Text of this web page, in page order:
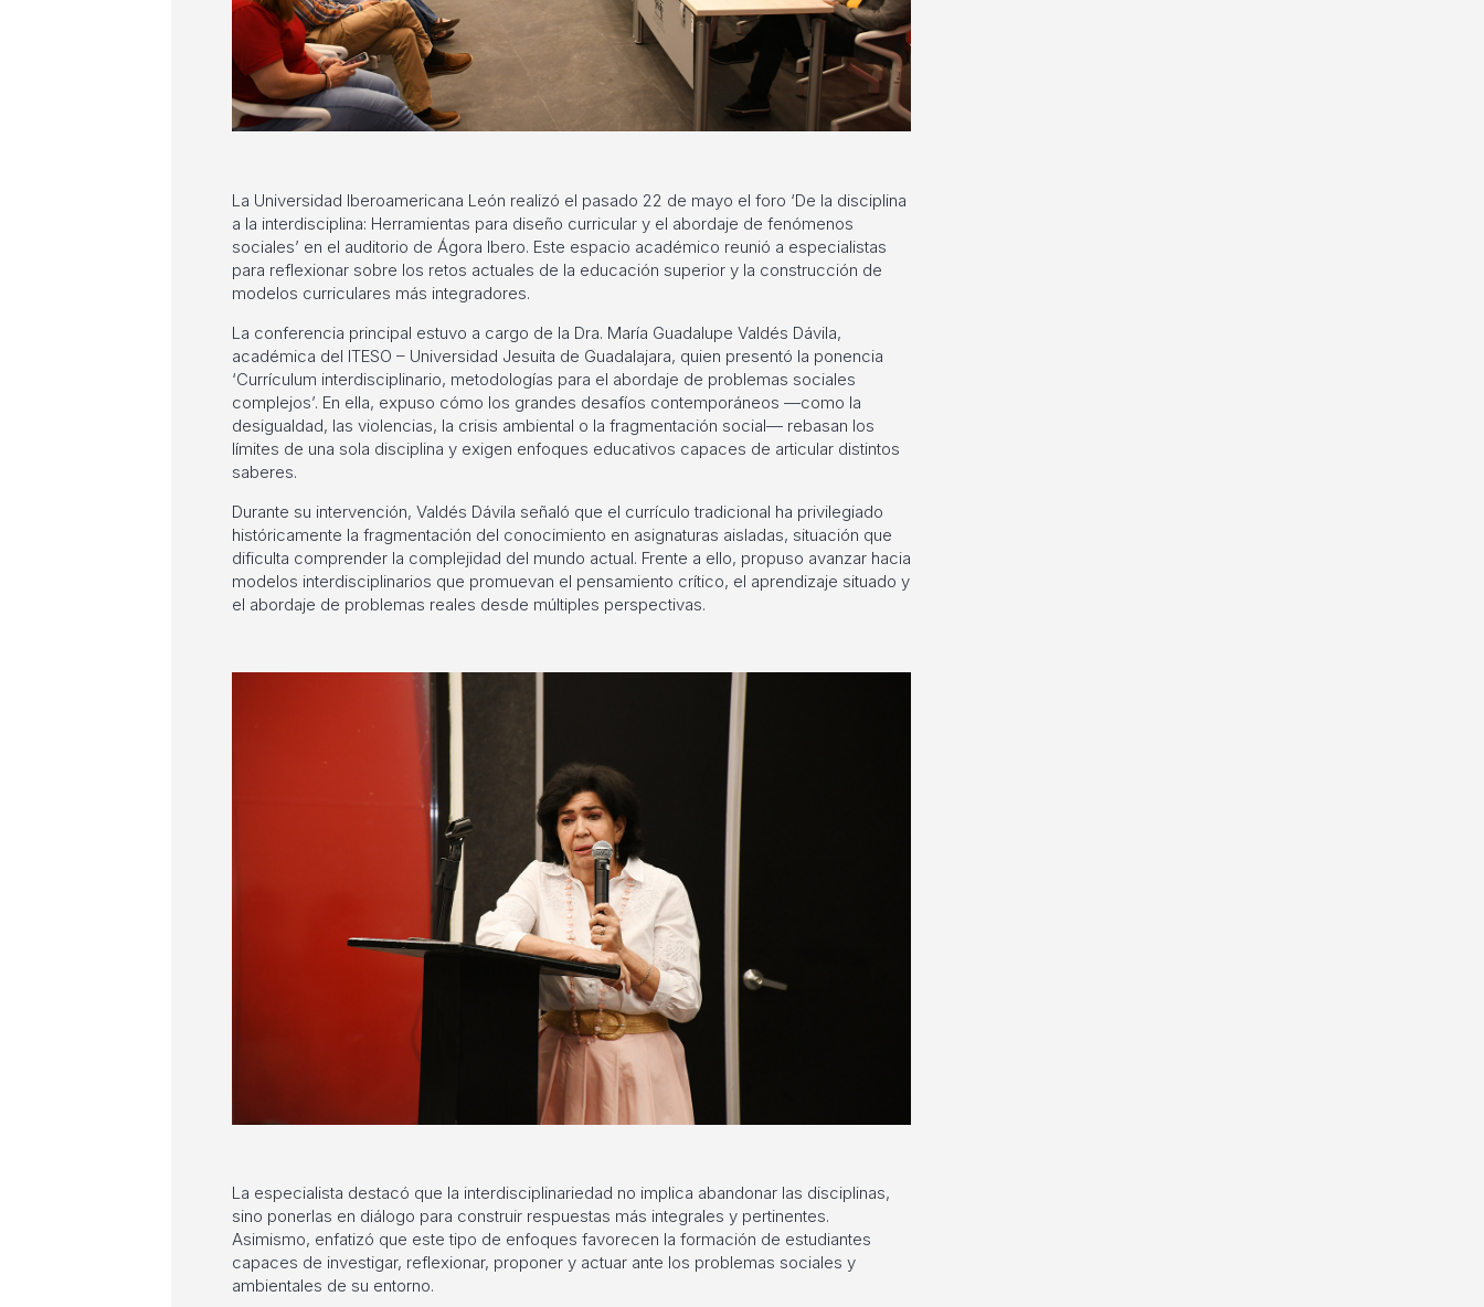
La Universidad Iberoamericana León realizó el pasado 22 de mayo el foro ‘De la disciplina
a la interdisciplina: Herramientas para diseño curricular y el abordaje de fenómenos
sociales’ en el auditorio de Ágora Ibero. Este espacio académico reunió a especialistas
para reflexionar sobre los retos actuales de la educación superior y la construcción de
modelos curriculares más integradores.
La conferencia principal estuvo a cargo de la Dra. María Guadalupe Valdés Dávila,
académica del ITESO – Universidad Jesuita de Guadalajara, quien presentó la ponencia
‘Currículum interdisciplinario, metodologías para el abordaje de problemas sociales
complejos’. En ella, expuso cómo los grandes desafíos contemporáneos —como la
desigualdad, las violencias, la crisis ambiental o la fragmentación social— rebasan los
límites de una sola disciplina y exigen enfoques educativos capaces de articular distintos
saberes.
Durante su intervención, Valdés Dávila señaló que el currículo tradicional ha privilegiado
históricamente la fragmentación del conocimiento en asignaturas aisladas, situación que
dificulta comprender la complejidad del mundo actual. Frente a ello, propuso avanzar hacia
modelos interdisciplinarios que promuevan el pensamiento crítico, el aprendizaje situado y
el abordaje de problemas reales desde múltiples perspectivas.
La especialista destacó que la interdisciplinariedad no implica abandonar las disciplinas,
sino ponerlas en diálogo para construir respuestas más integrales y pertinentes.
Asimismo, enfatizó que este tipo de enfoques favorecen la formación de estudiantes
capaces de investigar, reflexionar, proponer y actuar ante los problemas sociales y
ambientales de su entorno.